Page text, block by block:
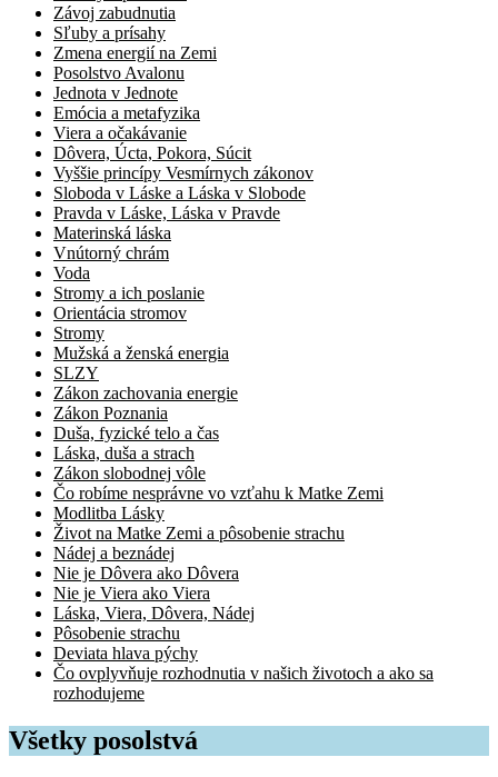
Závoj zabudnutia
Sľuby a prísahy
Zmena energií na Zemi
Posolstvo Avalonu
Jednota v Jednote
Emócia a metafyzika
Viera a očakávanie
Dôvera, Úcta, Pokora, Súcit
Vyššie princípy Vesmírnych zákonov
Sloboda v Láske a Láska v Slobode
Pravda v Láske, Láska v Pravde
Materinská láska
Vnútorný chrám
Voda
Stromy a ich poslanie
Orientácia stromov
Stromy
Mužská a ženská energia
SLZY
Zákon zachovania energie
Zákon Poznania
Duša, fyzické telo a čas
Láska, duša a strach
Zákon slobodnej vôle
Čo robíme nesprávne vo vzťahu k Matke Zemi
Modlitba Lásky
Život na Matke Zemi a pôsobenie strachu
Nádej a beznádej
Nie je Dôvera ako Dôvera
Nie je Viera ako Viera
Láska, Viera, Dôvera, Nádej
Pôsobenie strachu
Deviata hlava pýchy
Čo ovplyvňuje rozhodnutia v našich životoch a ako sa
rozhodujeme
Všetky posolstvá